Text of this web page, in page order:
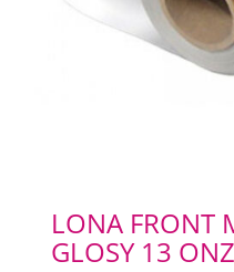
LONA FRONT
GLOSY 13